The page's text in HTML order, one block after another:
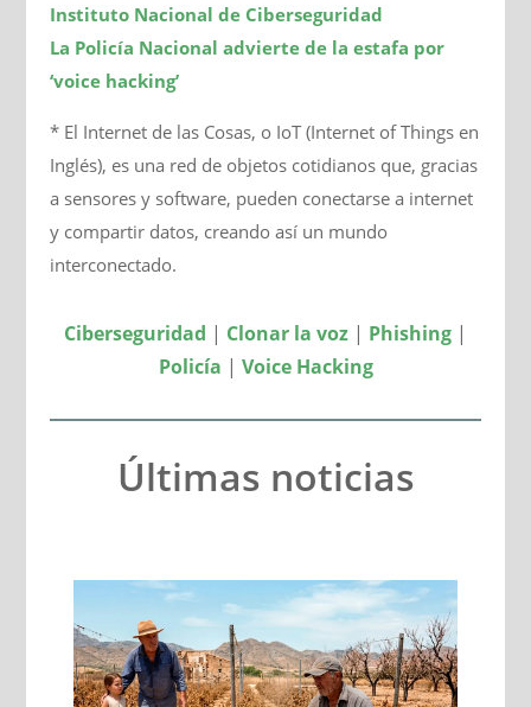
Instituto Nacional de Ciberseguridad
La Policía Nacional advierte de la estafa por
‘voice hacking’
* El Internet de las Cosas, o IoT (Internet of Things en
Inglés), es una red de objetos cotidianos que, gracias
a sensores y software, pueden conectarse a internet
y compartir datos, creando así un mundo
interconectado.
Ciberseguridad | Clonar la voz | Phishing |
Policía | Voice Hacking
Últimas noticias